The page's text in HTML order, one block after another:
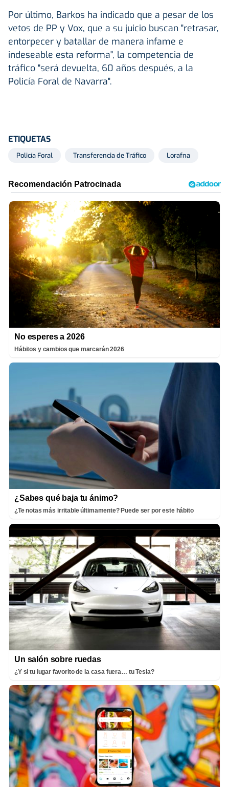
Por último, Barkos ha indicado que a pesar de los
vetos de PP y Vox, que a su juicio buscan "retrasar,
entorpecer y batallar de manera infame e
indeseable esta reforma", la competencia de
tráfico "será devuelta, 60 años después, a la
Policía Foral de Navarra".
ETIQUETAS
Policía Foral Transferencia de Tráfico Lorafna
No esperes a 2026
Hábitos y cambios que marcarán 2026
¿Sabes qué baja tu ánimo?
¿Te notas más irritable últimamente? Puede ser por este hábito
Un salón sobre ruedas
¿Y si tu lugar favorito de la casa fuera… tu Tesla?